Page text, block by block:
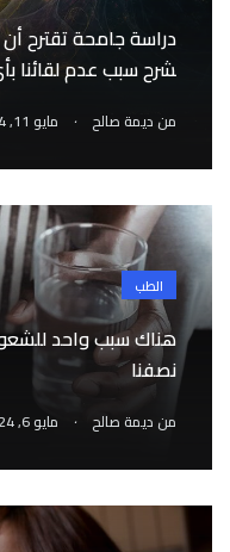
دراسة جامحة تقترح
شرح سبب عدم لقائنا
من ديمة صالح . مايو 11, 2024
الطب
هناك سبب واحد
نصفنا
من ديمة صالح . مايو 6, 2024